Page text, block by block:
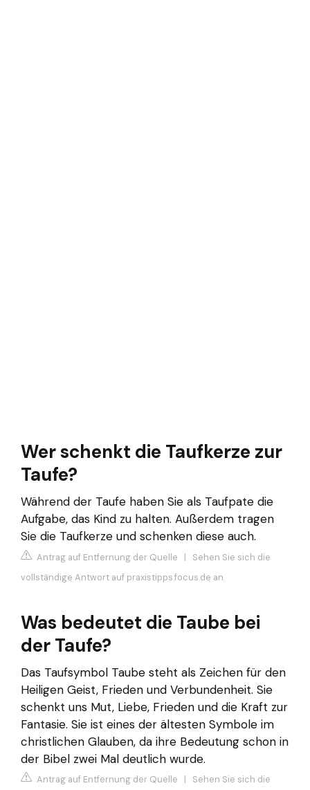
Wer schenkt die Taufkerze zur
Taufe?
Während der Taufe haben Sie als Taufpate die
Aufgabe, das Kind zu halten. Außerdem tragen
Sie die Taufkerze und schenken diese auch.
Antrag auf Entfernung der Quelle | Sehen Sie sich die
vollständige Antwort auf praxistipps.focus.de an
Was bedeutet die Taube bei
der Taufe?
Das Taufsymbol Taube steht als Zeichen für den
Heiligen Geist, Frieden und Verbundenheit. Sie
schenkt uns Mut, Liebe, Frieden und die Kraft zur
Fantasie. Sie ist eines der ältesten Symbole im
christlichen Glauben, da ihre Bedeutung schon in
der Bibel zwei Mal deutlich wurde.
Antrag auf Entfernung der Quelle | Sehen Sie sich die